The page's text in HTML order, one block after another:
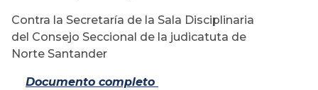
Contra la Secretaría de la Sala Disciplinaria
del Consejo Seccional de la judicatuta de
Norte Santander
Documento completo